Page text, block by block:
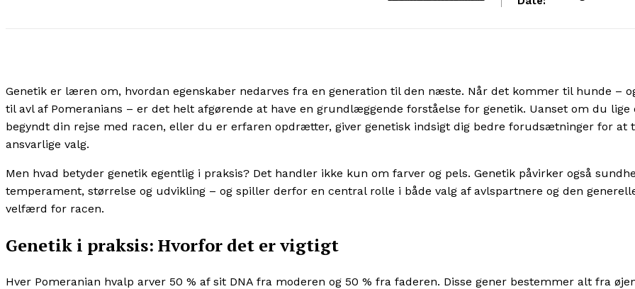
Genetik er læren om, hvordan egenskaber nedarves fra en generation til den næste. Når det kommer til hunde –
til avl af Pomeranians – er det helt afgørende at have en grundlæggende forståelse for genetik. Uanset om du lige
begyndt din rejse med racen, eller du er erfaren opdrætter, giver genetisk indsigt dig bedre forudsætninger for at
ansvarlige valg.
Men hvad betyder genetik egentlig i praksis? Det handler ikke kun om farver og pels. Genetik påvirker også
temperament, størrelse og udvikling – og spiller derfor en central rolle i både valg af avlspartnere og den
velfærd for racen.
Genetik i praksis: Hvorfor det er vigtigt
Hver Pomeranian hvalp arver 50 % af sit DNA fra moderen og 50 % fra faderen. Disse gener bestemmer alt fra